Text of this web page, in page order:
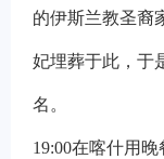
的伊斯兰教圣裔
妃埋葬于此，于
名。
19:00在喀什用晚